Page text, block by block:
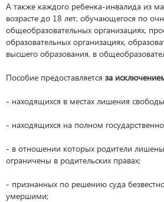
А также каждого ребенка-инвалида из
возрасте до 18 лет, обучающегося по
общеобразовательных организациях,
образовательных организациях,
высшего образования, в
Пособие предоставляется за
- находящихся в местах лишения
- находящихся на полном
- в отношении которых родители
ограничены в родительских правах;
- признанных по решению суда
умершими;